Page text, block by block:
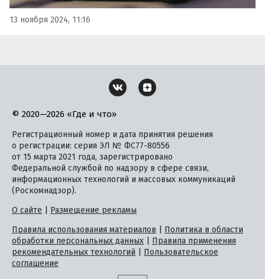
13 ноября 2024, 11:16
© 2020—2026 «Где и что»
Регистрационный номер и дата принятия решения
о регистрации: серия ЭЛ № ФС77-80556
от 15 марта 2021 года, зарегистрировано
Федеральной службой по надзору в сфере связи,
информационных технологий и массовых коммуникаций
(Роскомнадзор).
О сайте
Размещение рекламы
Правила использования материалов
Политика в области
обработки персональных данных
Правила применения
рекомендательных технологий
Пользовательское
соглашение